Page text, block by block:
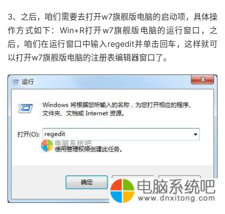
3、之后，咱们需要去打开w7旗舰版电脑的启动项，具体操
作方式如下：Win+R打开w7旗舰版电脑的运行窗口，之
后，咱们在运行窗口中输入regedit并单击回车，这样就可
以打开w7旗舰版电脑的注册表编辑器窗口了。